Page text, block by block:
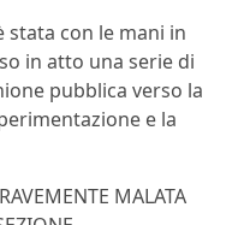
stata con le mani in
in atto una serie di
pubblica verso la
e la
MALATA